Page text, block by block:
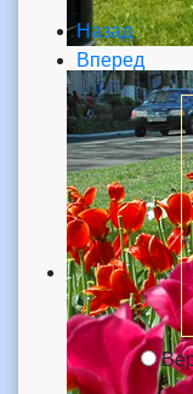
Назад
Вперед